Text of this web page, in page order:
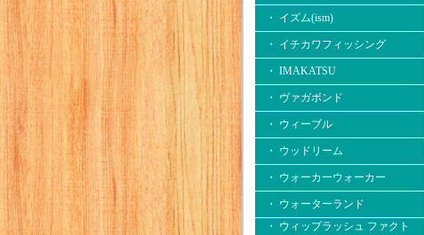
・ イズム(ism)
・ イチカワフィッシング
・ IMAKATSU
・ ヴァガボンド
・ ウィーブル
・ ウッドリーム
・ ウォーカーウォーカー
・ ウォーターランド
・ ウィップラッシュ ファクト